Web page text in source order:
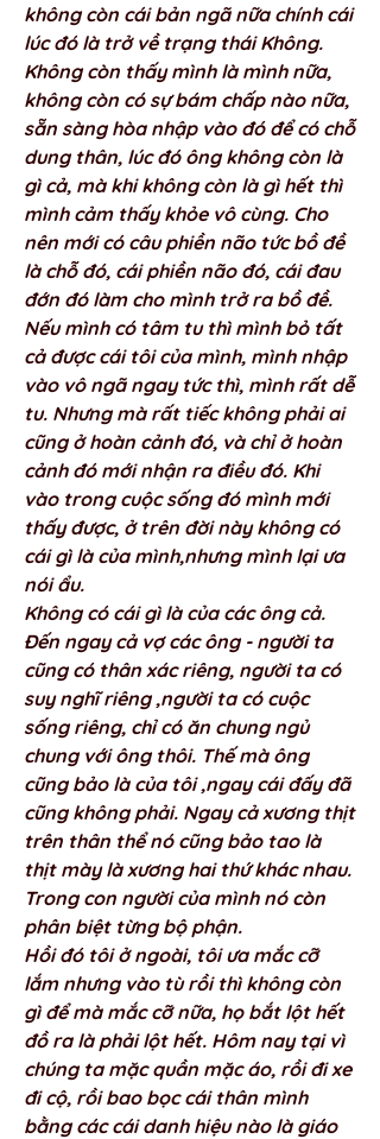
không còn cái bản ngã nữa chính cái
lúc đó là trở về trạng thái Không.
Không còn thấy mình là mình nữa,
không còn có sự bám chấp nào nữa,
sẵn sàng hòa nhập vào đó để có chỗ
dung thân, lúc đó ông không còn là
gì cả, mà khi không còn là gì hết thì
mình cảm thấy khỏe vô cùng. Cho
nên mới có câu phiền não tức bồ đề
là chỗ đó, cái phiền não đó, cái đau
đớn đó làm cho mình trở ra bồ đề.
Nếu mình có tâm tu thì mình bỏ tất
cả được cái tôi của mình, mình nhập
vào vô ngã ngay tức thì, mình rất dễ
tu. Nhưng mà rất tiếc không phải ai
cũng ở hoàn cảnh đó, và chỉ ở hoàn
cảnh đó mới nhận ra điều đó. Khi
vào trong cuộc sống đó mình mới
thấy được, ở trên đời này không có
cái gì là của mình,nhưng mình lại ưa
nói ẩu.
Không có cái gì là của các ông cả.
Đến ngay cả vợ các ông - người ta
cũng có thân xác riêng, người ta có
suy nghĩ riêng ,người ta có cuộc
sống riêng, chỉ có ăn chung ngủ
chung với ông thôi. Thế mà ông
cũng bảo là của tôi ,ngay cái đấy đã
cũng không phải. Ngay cả xương thịt
trên thân thể nó cũng bảo tao là
thịt mày là xương hai thứ khác nhau.
Trong con người của mình nó còn
phân biệt từng bộ phận.
Hồi đó tôi ở ngoài, tôi ưa mắc cỡ
lắm nhưng vào tù rồi thì không còn
gì để mà mắc cỡ nữa, họ bắt lột hết
đồ ra là phải lột hết. Hôm nay tại vì
chúng ta mặc quần mặc áo, rồi đi xe
đi cộ, rồi bao bọc cái thân mình
bằng các cái danh hiệu nào là giáo